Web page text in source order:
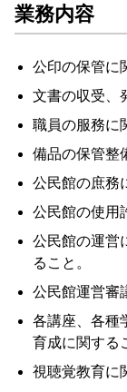
業務内容
公印の保管に
文書の収受、
職員の服務に
備品の保管整
公民館の庶務
公民館の使用
公民館の運営
ること。
公民館運営審
各講座、各種
育成に関する
視聴覚教育に